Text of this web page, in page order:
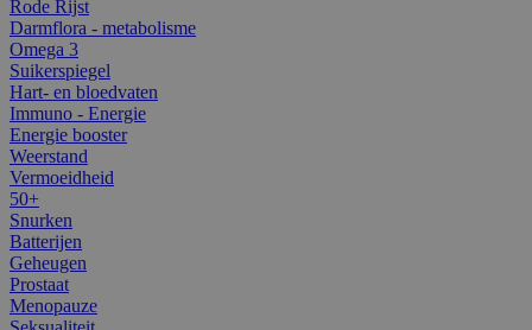
Rode Rijst
Darmflora - metabolisme
Omega 3
Suikerspiegel
Hart- en bloedvaten
Immuno - Energie
Energie booster
Weerstand
Vermoeidheid
50+
Snurken
Batterijen
Geheugen
Prostaat
Menopauze